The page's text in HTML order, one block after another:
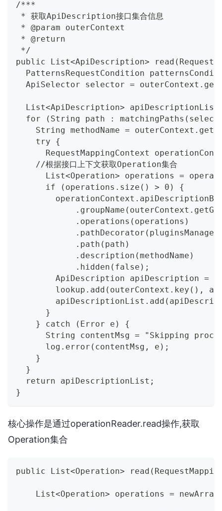
/***
* 获取ApiDescription接口集合信息
* @param outerContext
* @return
*/
public List<ApiDescription>
PatternsRequestCondition
ApiSelector selector =
List<ApiDescription>
for (String path :
String methodName =
    try {
RequestMappingContext
    //根据接口上下文获取Operation集合
List<Operation> operations =
      if (operations.size() > 0) {
            .operations(operations)
            .path(path)
            .description(methodName)
            .hidden(false);
ApiDescription apiDescription =
lookup.add(outerContext.key(),
      }
    } catch (Error e) {
String contentMsg = "Skipping
      log.error(contentMsg, e);
    }
  }
  return apiDescriptionList;
}
核心操作是通过operationReader.read操作,获取
Operation集合
public List<Operation>
List<Operation> operations =